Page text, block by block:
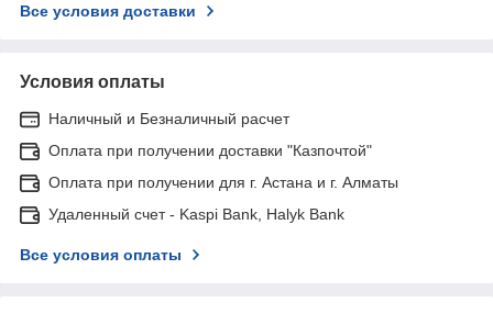
Все условия доставки
Условия оплаты
Наличный и Безналичный расчет
Оплата при получении доставки "Казпочтой"
Оплата при получении для г. Астана и г. Алматы
Удаленный счет - Kaspi Bank, Halyk Bank
Все условия оплаты